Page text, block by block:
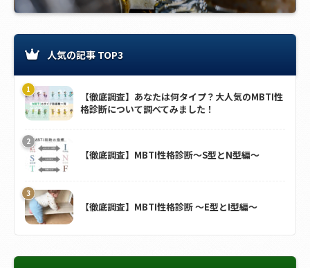
人気の記事 TOP3
【徹底調査】あなたは何タイプ？大人気のMBTI性
格診断について調べてみました！
【徹底調査】MBTI性格診断～S型とN型編～
【徹底調査】MBTI性格診断 ～E型とI型編～